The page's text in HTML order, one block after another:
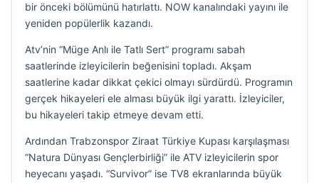
bir önceki bölümünü hatırlattı. NOW kanalındaki yayını ile
yeniden popülerlik kazandı.
Atv’nin “Müge Anlı ile Tatlı Sert” programı sabah
saatlerinde izleyicilerin beğenisini topladı. Akşam
saatlerine kadar dikkat çekici olmayı sürdürdü. Programın
gerçek hikayeleri ele alması büyük ilgi yarattı. İzleyiciler,
bu hikayeleri takip etmeye devam etti.
Ardından Trabzonspor Ziraat Türkiye Kupası karşılaşması
“Natura Dünyası Gençlerbirliği” ile ATV izleyicilerin spor
heyecanı yaşadı. “Survivor” ise TV8 ekranlarında büyük